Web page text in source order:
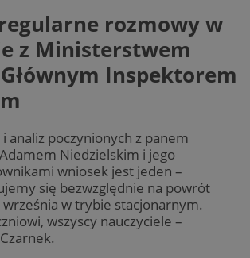
rozmowy w
z Ministerstwem
Inspektorem
analiz poczynionych z panem
Niedzielskim i jego
wniosek jest jeden –
się bezwzględnie na powrót
września w trybie stacjonarnym.
wszyscy nauczyciele –